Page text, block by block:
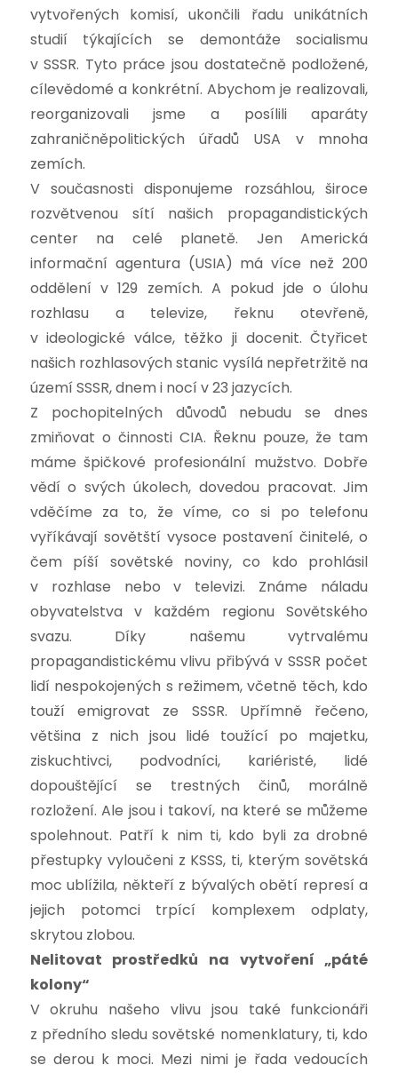
vytvořených komisí, ukončili řadu unikátních
studií týkajících se demontáže socialismu
v SSSR. Tyto práce jsou dostatečně podložené,
cílevědomé a konkrétní. Abychom je realizovali,
reorganizovali jsme a posílili aparáty
zahraničněpolitických úřadů USA v mnoha
zemích.
V současnosti disponujeme rozsáhlou, široce
rozvětvenou sítí našich propagandistických
center na celé planetě. Jen Americká
informační agentura (USIA) má více než 200
oddělení v 129 zemích. A pokud jde o úlohu
rozhlasu a televize, řeknu otevřeně,
v ideologické válce, těžko ji docenit. Čtyřicet
našich rozhlasových stanic vysílá nepřetržitě na
území SSSR, dnem i nocí v 23 jazycích.
Z pochopitelných důvodů nebudu se dnes
zmiňovat o činnosti CIA. Řeknu pouze, že tam
máme špičkové profesionální mužstvo. Dobře
vědí o svých úkolech, dovedou pracovat. Jim
vděčíme za to, že víme, co si po telefonu
vyříkávají sovětští vysoce postavení činitelé, o
čem píší sovětské noviny, co kdo prohlásil
v rozhlase nebo v televizi. Známe náladu
obyvatelstva v každém regionu Sovětského
svazu. Díky našemu vytrvalému
propagandistickému vlivu přibývá v SSSR počet
lidí nespokojených s režimem, včetně těch, kdo
touží emigrovat ze SSSR. Upřímně řečeno,
většina z nich jsou lidé toužící po majetku,
ziskuchtivci, podvodníci, kariéristé, lidé
dopouštějící se trestných činů, morálně
rozložení. Ale jsou i takoví, na které se můžeme
spolehnout. Patří k nim ti, kdo byli za drobné
přestupky vyloučeni z KSSS, ti, kterým sovětská
moc ublížila, někteří z bývalých obětí represí a
jejich potomci trpící komplexem odplaty,
skrytou zlobou.
Nelitovat prostředků na vytvoření „páté
kolony“
V okruhu našeho vlivu jsou také funkcionáři
z předního sledu sovětské nomenklatury, ti, kdo
se derou k moci. Mezi nimi je řada vedoucích